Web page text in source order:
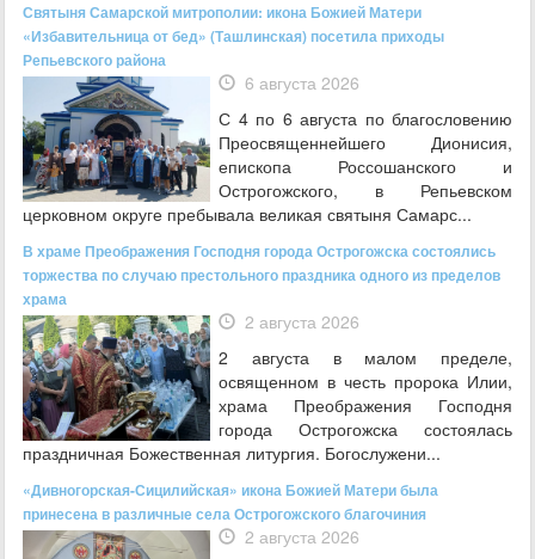
Святыня Самарской митрополии: икона Божией Матери
«Избавительница от бед» (Ташлинская) посетила приходы
Репьевского района
6 августа 2026
С 4 по 6 августа по благословению
Преосвященнейшего Дионисия,
епископа Россошанского и
Острогожского, в Репьевском
церковном округе пребывала великая святыня Самарс...
В храме Преображения Господня города Острогожска состоялись
торжества по случаю престольного праздника одного из пределов
храма
2 августа 2026
2 августа в малом пределе,
освященном в честь пророка Илии,
храма Преображения Господня
города Острогожска состоялась
праздничная Божественная литургия. Богослужени...
«Дивногорская-Сицилийская» икона Божией Матери была
принесена в различные села Острогожского благочиния
2 августа 2026